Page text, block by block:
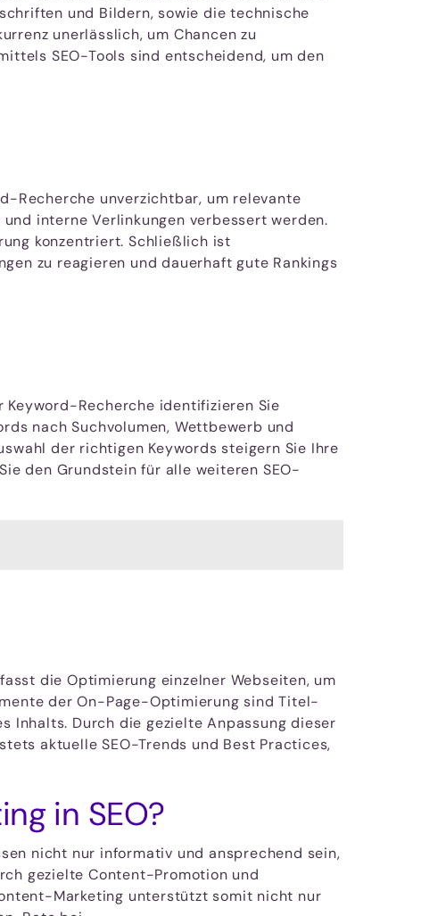
und Bildern, sowie die technische
unerlässlich, um Chancen zu
SEO-Tools sind entscheidend, um den
Recherche unverzichtbar, um relevante
interne Verlinkungen verbessert werden.
konzentriert. Schließlich ist
zu reagieren und dauerhaft gute Rankings
Recherche identifizieren Sie
nach Suchvolumen, Wettbewerb und
der richtigen Keywords steigern Sie Ihre
den Grundstein für alle weiteren SEO-
die Optimierung einzelner Webseiten, um
der On-Page-Optimierung sind Titel-
Inhalts. Durch die gezielte Anpassung dieser
aktuelle SEO-Trends und Best Practices,
in SEO?
nicht nur informativ und ansprechend sein,
gezielte Content-Promotion und
Marketing unterstützt somit nicht nur